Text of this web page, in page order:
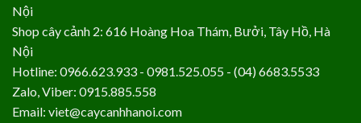
Nội
Shop cây cảnh 2: 616 Hoàng Hoa Thám, Bưởi, Tây Hồ, Hà
Nội
Hotline: 0966.623.933 - 0981.525.055 - (04) 6683.5533
Zalo, Viber: 0915.885.558
Email: viet@caycanhhanoi.com